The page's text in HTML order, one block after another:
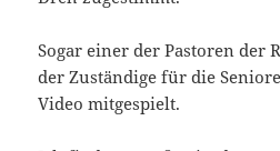
Sogar einer der Pastoren der
der Zuständige für die
Video mitgespielt.